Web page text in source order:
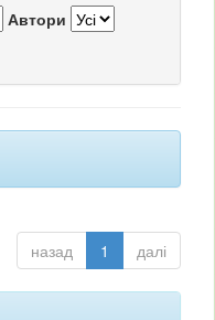
Автори
назад 1 далі